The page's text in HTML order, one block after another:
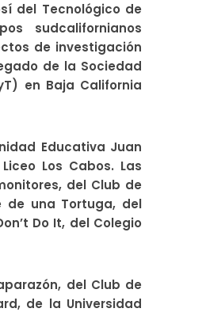
del Tecnológico de
sudcalifornianos
de investigación
de la Sociedad
en Baja California
Educativa Juan
Los Cabos. Las
del Club de
de una Tortuga, del
Do It, del Colegio
del Club de
de la Universidad